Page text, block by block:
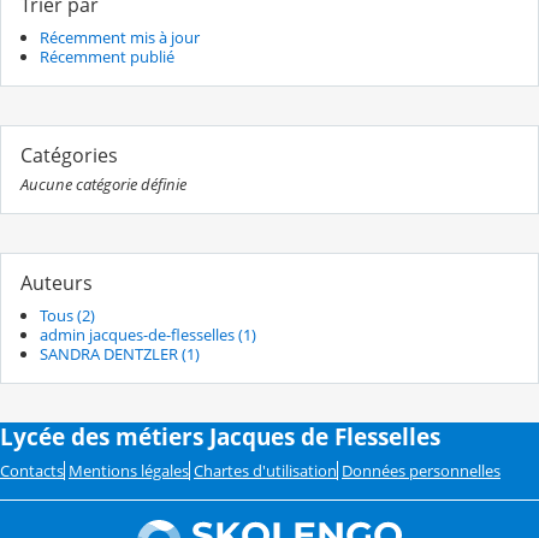
Récemment mis à jour
Récemment publié
Catégories
Aucune catégorie définie
Auteurs
Tous (2)
admin jacques-de-flesselles (1)
SANDRA DENTZLER (1)
Lycée des métiers Jacques de Flesselles
Contacts Mentions légales Chartes d'utilisation Données personnelles